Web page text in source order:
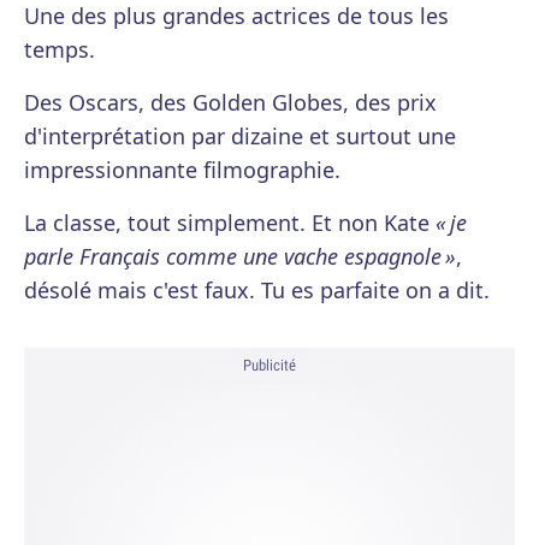
Une des plus grandes actrices de tous les
temps.
Des Oscars, des Golden Globes, des prix
d'interprétation par dizaine et surtout une
impressionnante filmographie.
La classe, tout simplement. Et non Kate « je
parle Français comme une vache espagnole »,
désolé mais c'est faux. Tu es parfaite on a dit.
Publicité